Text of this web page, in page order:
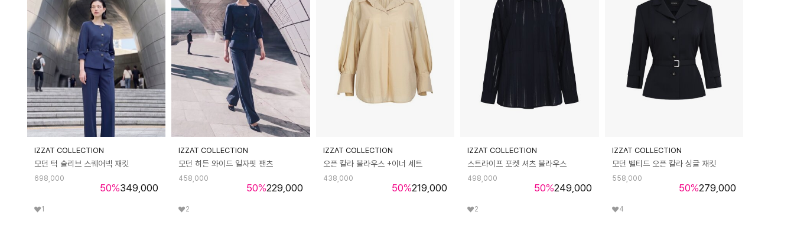
IZZAT COLLECTION
모던 턱 슬리브 스퀘어넥 재킷
50%
698,000
349,000
1
IZZAT COLLECTION
모던 히든 와이드 일자핏 팬츠
50%
458,000
229,000
2
IZZAT COLLECTION
오픈 칼라 블라우스 +이너 세트
50%
438,000
219,000
IZZAT COLLECTION
스트라이프 포켓 셔츠 블라우스
50%
498,000
249,000
2
IZZAT COLLECTION
모던 벨티드 오픈 칼라 싱글 재킷
50%
558,000
279,000
4